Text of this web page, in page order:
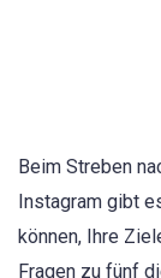
Beim Streben
Instagram gibt
können, Ihre
Fragen zu fünf